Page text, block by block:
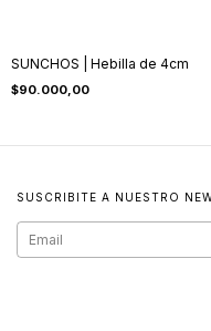
SUNCHOS | Hebilla de 4cm
$90.000,00
SUSCRIBITE A NUESTRO